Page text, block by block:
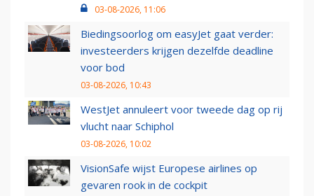
03-08-2026, 11:06
Biedingsoorlog om easyJet gaat verder:
investeerders krijgen dezelfde deadline
voor bod
03-08-2026, 10:43
WestJet annuleert voor tweede dag op rij
vlucht naar Schiphol
03-08-2026, 10:02
VisionSafe wijst Europese airlines op
gevaren rook in de cockpit